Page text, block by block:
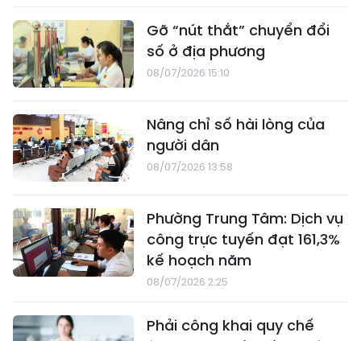
Gỡ “nút thắt” chuyển đổi
số ở địa phương
08/07/2026 15:10
Nâng chỉ số hài lòng của
người dân
08/07/2026 13:58
Phường Trung Tâm: Dịch vụ
công trực tuyến đạt 161,3%
kế hoạch năm
08/07/2026 2:25
Phải công khai quy chế